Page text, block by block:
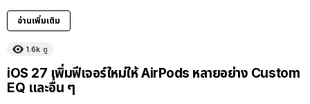
อ่านเพิ่มเติม
1.6k ดู
iOS 27 เพิ่มฟีเจอร์ใหม่ให้ AirPods หลายอย่าง Custom
EQ และอื่น ๆ